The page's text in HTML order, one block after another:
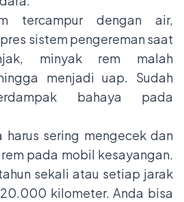
tercampur dengan air,
sistem pengereman saat
minyak rem malah
menjadi uap. Sudah
bahaya pada
harus sering mengecek dan
pada mobil kesayangan.
sekali atau setiap jarak
kilometer. Anda bisa